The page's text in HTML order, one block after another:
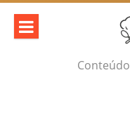
Skip
content